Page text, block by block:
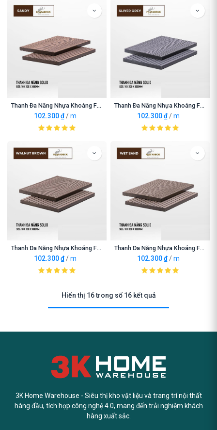
Thanh Đa Năng Nhựa Khoáng Fortadeck Sandy
102.300₫ /m
Thanh Đa Năng Nhựa Khoáng Fortadeck Silver Grey
102.300₫ /m
Thanh Đa Năng Nhựa Khoáng Fortadeck Walnut Brown
102.300₫ /m
Thanh Đa Năng Nhựa Khoáng Fortadeck Wet Sand
102.300₫ /m
Hiển thị 16 trong số 16 kết quả
3K Home Warehouse - Siêu thị kho vật liệu và trang trí nội thất
hàng đầu, tích hợp công nghệ 4.0, mang đến trải nghiệm khách
hàng xuất sắc.